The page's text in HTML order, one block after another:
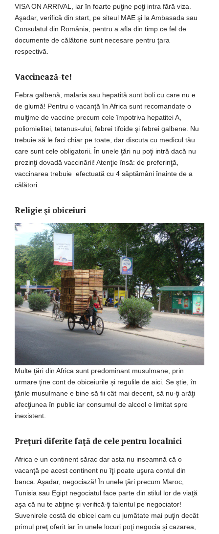
VISA ON ARRIVAL, iar în foarte puţine poţi intra fără viza.
Aşadar, verifică din start, pe siteul MAE şi la Ambasada sau
Consulatul din România, pentru a afla din timp ce fel de
documente de călătorie sunt necesare pentru ţara
respectivă.
Vaccinează-te!
Febra galbenă, malaria sau hepatită sunt boli cu care nu e
de glumă! Pentru o vacanţă în Africa sunt recomandate o
mulţime de vaccine precum cele împotriva hepatitei A,
poliomielitei, tetanus-ului, febrei tifoide şi febrei galbene. Nu
trebuie să le faci chiar pe toate, dar discuta cu medicul tău
care sunt cele obligatorii. În unele ţări nu poţi intră dacă nu
prezinţi dovadă vaccinării! Atenţie însă: de preferinţă,
vaccinarea trebuie efectuată cu 4 săptămâni înainte de a
călători.
Religie şi obiceiuri
Multe ţări din Africa sunt predominant musulmane, prin
urmare ţine cont de obiceiurile şi regulile de aici. Se ştie, în
ţările musulmane e bine să fii cât mai decent, să nu-ţi arăţi
afecţiunea în public iar consumul de alcool e limitat spre
inexistent.
Preţuri diferite faţă de cele pentru localnici
Africa e un continent sărac dar asta nu inseamnă că o
vacanţă pe acest continent nu îţi poate uşura contul din
banca. Aşadar, negociază! În unele ţări precum Maroc,
Tunisia sau Egipt negociatul face parte din stilul lor de viaţă
aşa că nu te abţine şi verifică-ţi talentul pe negociator!
Suvenirele costă de obicei cam cu jumătate mai puţin decât
primul preţ oferit iar în unele locuri poţi negocia şi cazarea,